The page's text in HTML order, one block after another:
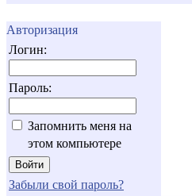
Авторизация
Логин:
Пароль:
Запомнить меня на
этом компьютере
Забыли свой пароль?